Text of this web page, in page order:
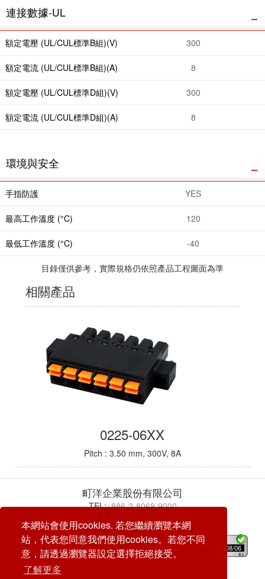
本網站會使用cookies. 若您繼續瀏覽本網
站，代表您同意我們使用cookies。若您不同
意，請透過瀏覽器設定選擇拒絕接受。
了解更多
連接數據-UL
額定電壓 (UL/CUL標準B組)(V) 300
額定電流 (UL/CUL標準B組)(A) 8
額定電壓 (UL/CUL標準D組)(V) 300
額定電流 (UL/CUL標準D組)(A) 8
環境與安全
手指防護 YES
最高工作溫度 (°C) 120
最低工作溫度 (°C) -40
目錄僅供參考，實際規格仍依照產品工程圖面為準
相關產品
0225-06XX
Pitch : 3.50 mm, 300V, 8A
町洋企業股份有限公司
TEL:+886-2-8069-9000
service@dinkle.com
26/08/06
© DINKLE ENTERPRISE. ALL RIGHTS RESERVED